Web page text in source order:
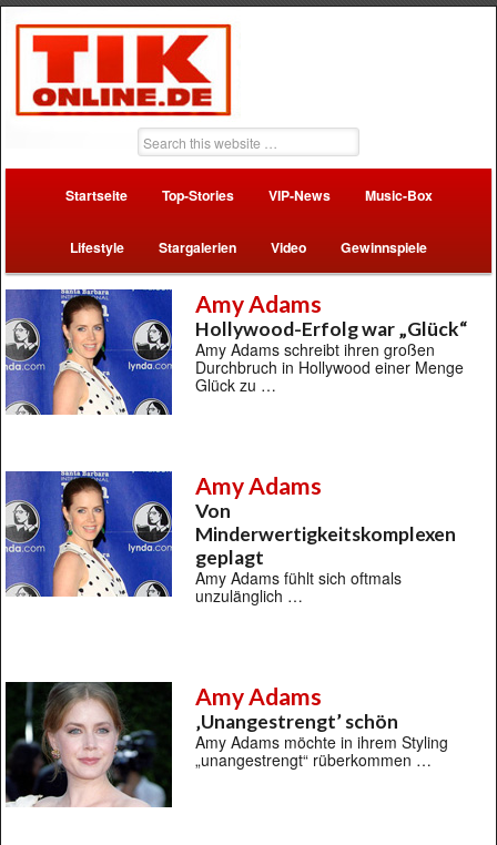
Startseite Top-Stories VIP-News Music-Box
Lifestyle Stargalerien Video Gewinnspiele
Amy Adams
Hollywood-Erfolg war „Glück“
Amy Adams schreibt ihren großen
Durchbruch in Hollywood einer Menge
Glück zu …
Amy Adams
Von
Minderwertigkeitskomplexen
geplagt
Amy Adams fühlt sich oftmals
unzulänglich …
Amy Adams
‚Unangestrengt’ schön
Amy Adams möchte in ihrem Styling
„unangestrengt“ rüberkommen …